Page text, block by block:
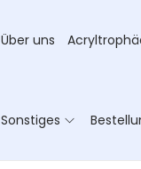
Über uns
Sonstiges